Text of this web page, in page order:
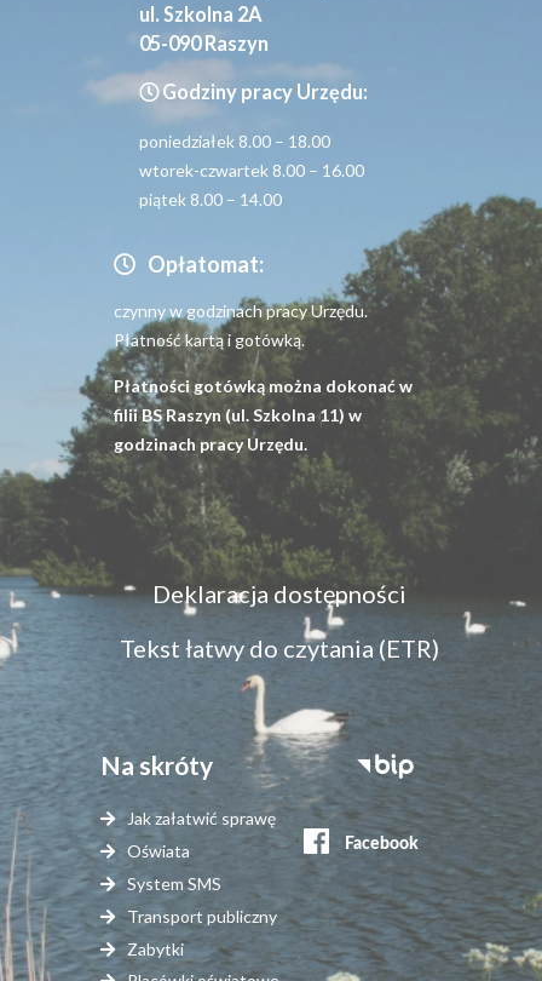
ul. Szkolna 2A
05-090 Raszyn
Godziny pracy Urzędu:
poniedziałek 8.00 – 18.00
wtorek-czwartek 8.00 – 16.00
piątek 8.00 – 14.00
Opłatomat:
czynny w godzinach pracy Urzędu.
Płatność kartą i gotówką.
Płatności gotówką można dokonać w
filii BS Raszyn (ul. Szkolna 11) w
godzinach pracy Urzędu.
Menu
dostępność
Deklaracja dostępności
Tekst łatwy do czytania (ETR)
Na skróty
Jak załatwić sprawę
Oświata
System SMS
Transport publiczny
Zabytki
Stopka
serwisy
zewnętrzne